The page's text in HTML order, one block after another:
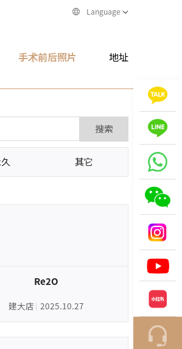
Language
手术前后照片 地址
搜索
其它
Re2O
建大店 2025.10.27